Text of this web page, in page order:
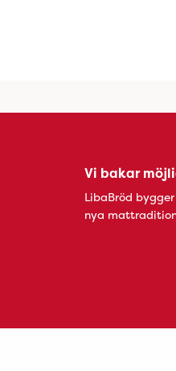
Vi bakar
LibaBröd
nya